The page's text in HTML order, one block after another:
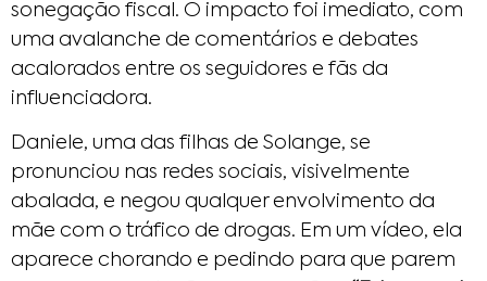
sonegação fiscal. O impacto foi imediato, com
uma avalanche de comentários e debates
acalorados entre os seguidores e fãs da
influenciadora.
Daniele, uma das filhas de Solange, se
pronunciou nas redes sociais, visivelmente
abalada, e negou qualquer envolvimento da
mãe com o tráfico de drogas. Em um vídeo, ela
aparece chorando e pedindo para que parem